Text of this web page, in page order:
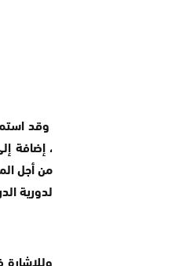
وقد
، إضافة
من أجل
لدورية